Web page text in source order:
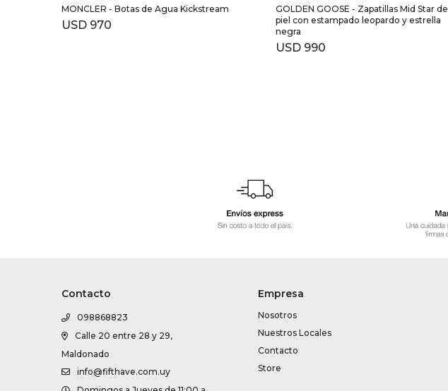
MONCLER - Botas de Agua Kickstream
USD 970
GOLDEN GOOSE - Zapatillas Mid Star de
piel con estampado leopardo y estrella
negra
USD 990
Contacto
098868823
Calle 20 entre 28 y 29,
Maldonado
info@fifthave.com.uy
Empresa
Nosotros
Nuestros Locales
Contacto
Store